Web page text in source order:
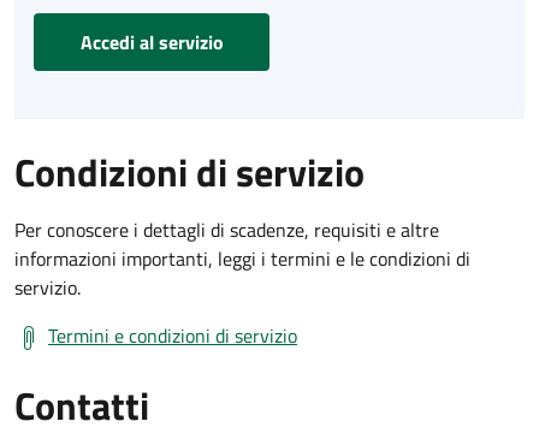
Accedi al servizio
Condizioni di servizio
Per conoscere i dettagli di scadenze, requisiti e altre
informazioni importanti, leggi i termini e le condizioni di
servizio.
Termini e condizioni di servizio
Contatti